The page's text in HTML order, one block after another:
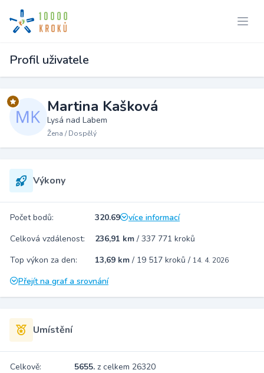
Profil uživatele
Martina Kašková
Lysá nad Labem
Žena / Dospělý
Výkony
Počet bodů: 320.69
více informací
Celková vzdálenost:
236,91 km / 337 771 kroků
Top výkon za den:
13,69 km / 19 517 kroků / 14. 4. 2026
Přejít na graf a srovnání
Umístění
Celkově: 5655. z celkem 26320